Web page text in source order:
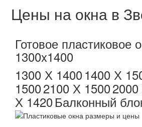
Цены на окна в
Готовое пластиковое
1300x1400
1300 Х 14001400 Х
15002100 Х 1500
Х 1420Балконный